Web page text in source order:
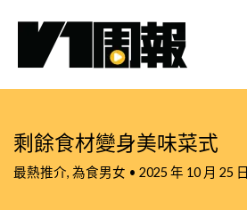
剩餘食材變身美味菜式
最熱推介, 為食男女 • 2025 年 10 月 25 日